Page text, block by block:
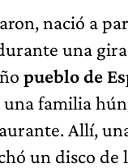
nació a
una
pueblo de
una familia
Allí,
un disco de